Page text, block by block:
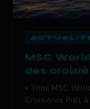
MSC
des
« `html MSC
Croisières Prêt à